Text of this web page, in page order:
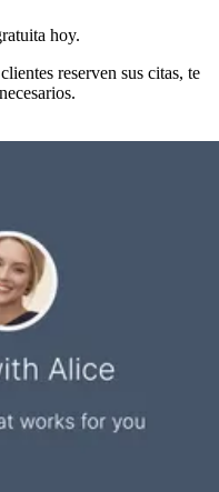
hoy.
reserven sus citas, te